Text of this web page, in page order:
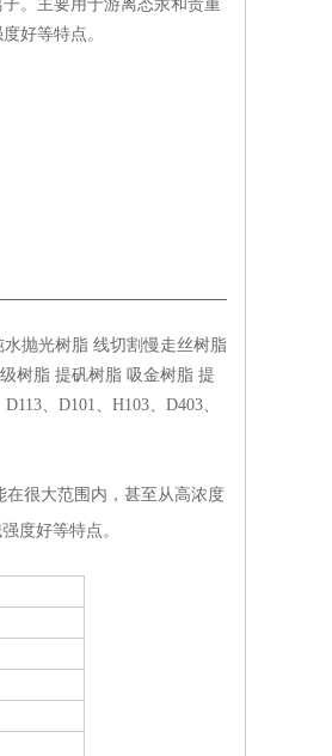
。主要用于游离态汞和贵重
好等特点。
抛光树脂 线切割慢走丝树脂
树脂 提矾树脂 吸金树脂 提
、D101、H103、D403、
在很大范围内，甚至从高浓度
度好等特点。